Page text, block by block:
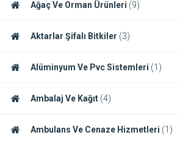
Ağaç Ve Orman Ürünleri (9)
Aktarlar Şifalı Bitkiler (3)
Alüminyum Ve Pvc Sistemleri (1)
Ambalaj Ve Kağıt (4)
Ambulans Ve Cenaze Hizmetleri (1)